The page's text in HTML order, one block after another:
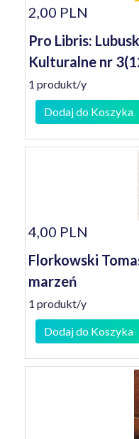
2,00 PLN
Pro Libris:
Kulturalne nr
1 produkt/y
Dodaj do Koszyka
4,00 PLN
Florkowski
marzeń
1 produkt/y
Dodaj do Koszyka